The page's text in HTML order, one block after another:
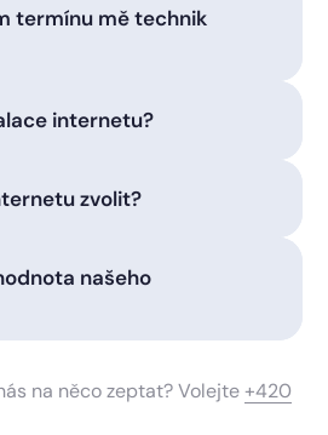
termínu mě technik
internetu?
zvolit?
našeho
na něco zeptat? Volejte+420